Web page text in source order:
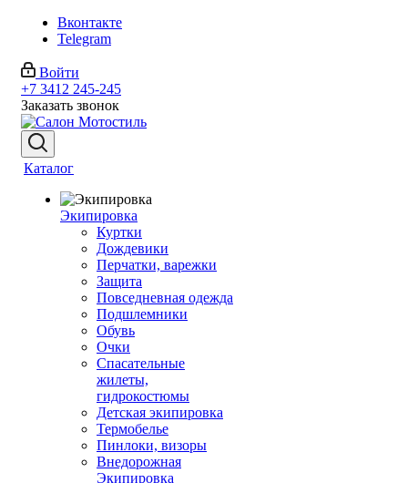
Вконтакте
Telegram
Войти
+7 3412 245-245
Заказать звонок
Каталог
Экипировка
Куртки
Дождевики
Перчатки, варежки
Защита
Повседневная одежда
Подшлемники
Обувь
Очки
Спасательные
жилеты,
гидрокостюмы
Детская экипировка
Термобелье
Пинлоки, визоры
Внедорожная
Экипировка